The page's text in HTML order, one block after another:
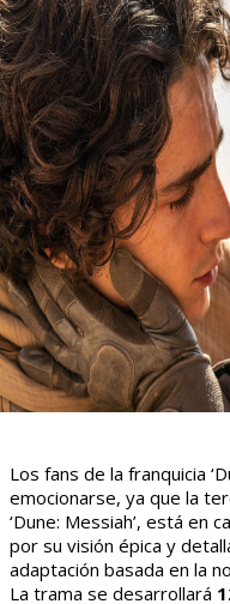
Los fans de la franquicia
emocionarse, ya que la
‘Dune: Messiah’, está en
por su visión épica y
adaptación basada en la
La trama se desarrollará